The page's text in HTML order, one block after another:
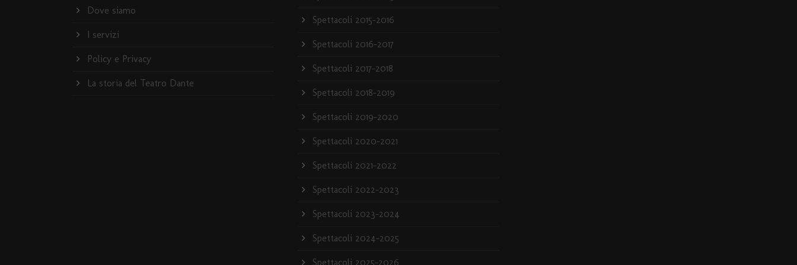
Dove siamo
I servizi
Policy e Privacy
La storia del Teatro Dante
Spettacoli 2015-2016
Spettacoli 2016-2017
Spettacoli 2017-2018
Spettacoli 2018-2019
Spettacoli 2019-2020
Spettacoli 2020-2021
Spettacoli 2021-2022
Spettacoli 2022-2023
Spettacoli 2023-2024
Spettacoli 2024-2025
Spettacoli 2025-2026